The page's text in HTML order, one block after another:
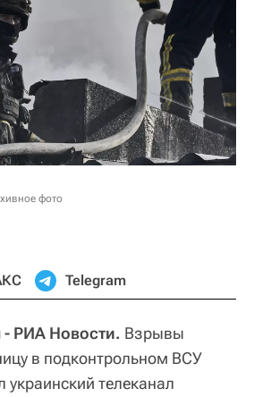
фото
Telegram
РИА Новости. Взрывы
в подконтрольном ВСУ
телеканал